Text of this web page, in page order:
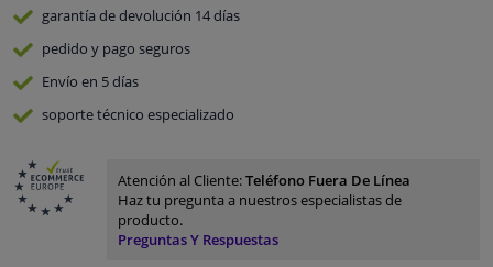
garantía de devolución 14 días
pedido y pago seguros
Envío en 5 días
soporte técnico especializado
Atención al Cliente:Teléfono Fuera De Línea
Haz tu pregunta a nuestros especialistas de
producto.
Preguntas Y Respuestas